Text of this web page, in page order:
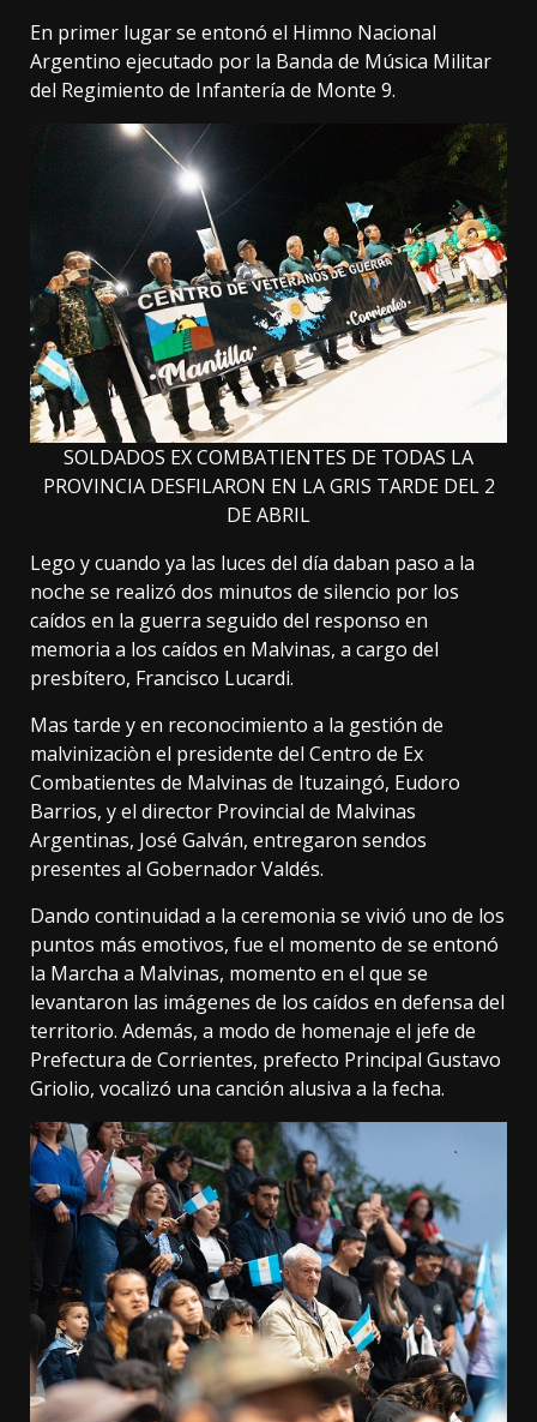
En primer lugar se entonó el Himno Nacional
Argentino ejecutado por la Banda de Música Militar
del Regimiento de Infantería de Monte 9.
SOLDADOS EX COMBATIENTES DE TODAS LA
PROVINCIA DESFILARON EN LA GRIS TARDE DEL 2
DE ABRIL
Lego y cuando ya las luces del día daban paso a la
noche se realizó dos minutos de silencio por los
caídos en la guerra seguido del responso en
memoria a los caídos en Malvinas, a cargo del
presbítero, Francisco Lucardi.
Mas tarde y en reconocimiento a la gestión de
malvinizaciòn el presidente del Centro de Ex
Combatientes de Malvinas de Ituzaingó, Eudoro
Barrios, y el director Provincial de Malvinas
Argentinas, José Galván, entregaron sendos
presentes al Gobernador Valdés.
Dando continuidad a la ceremonia se vivió uno de los
puntos más emotivos, fue el momento de se entonó
la Marcha a Malvinas, momento en el que se
levantaron las imágenes de los caídos en defensa del
territorio. Además, a modo de homenaje el jefe de
Prefectura de Corrientes, prefecto Principal Gustavo
Griolio, vocalizó una canción alusiva a la fecha.